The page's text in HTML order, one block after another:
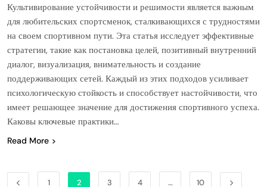
Культивирование устойчивости и решимости является важным
для любительских спортсменок, сталкивающихся с трудностями
на своем спортивном пути. Эта статья исследует эффективные
стратегии, такие как постановка целей, позитивный внутренний
диалог, визуализация, внимательность и создание
поддерживающих сетей. Каждый из этих подходов усиливает
психологическую стойкость и способствует настойчивости, что
имеет решающее значение для достижения спортивного успеха.
Каковы ключевые практики…
Read More
1 2 3 4 … 10